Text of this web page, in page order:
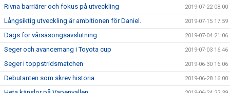
Rivna barriärer och fokus på utveckling 2019-07-22 08:00
Långsiktig utveckling är ambitionen för Daniel. 2019-07-15 17:59
Dags för vårsäsongsavslutning 2019-07-04 21:06
Seger och avancemang i Toyota cup 2019-07-03 16:46
Seger i toppstridsmatchen 2019-06-30 16:06
Debutanten som skrev historia 2019-06-28 16:00